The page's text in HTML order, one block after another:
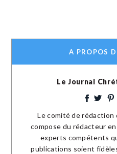
A PROPOS
Le Journal
Le comité de rédaction
compose du rédacteur
experts compétents
publications soient